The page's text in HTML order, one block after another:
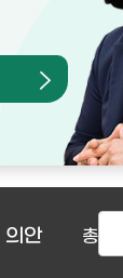
의안 총